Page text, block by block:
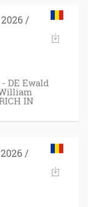
/
DE Ewald
IN
/